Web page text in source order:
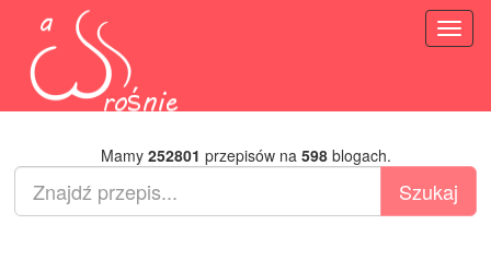
Mamy 252801 przepisów na 598blogach.